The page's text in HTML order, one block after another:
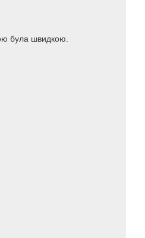
була швидкою.